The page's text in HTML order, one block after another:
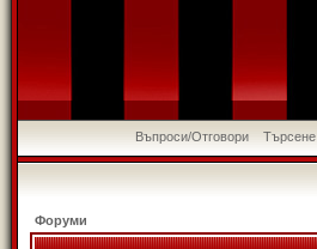
Въпроси/Отговори Търсене
Форуми